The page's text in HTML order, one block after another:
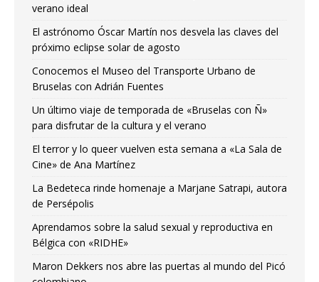
verano ideal
El astrónomo Óscar Martín nos desvela las claves del
próximo eclipse solar de agosto
Conocemos el Museo del Transporte Urbano de
Bruselas con Adrián Fuentes
Un último viaje de temporada de «Bruselas con Ñ»
para disfrutar de la cultura y el verano
El terror y lo queer vuelven esta semana a «La Sala de
Cine» de Ana Martínez
La Bedeteca rinde homenaje a Marjane Satrapi, autora
de Persépolis
Aprendamos sobre la salud sexual y reproductiva en
Bélgica con «RIDHE»
Maron Dekkers nos abre las puertas al mundo del Picó